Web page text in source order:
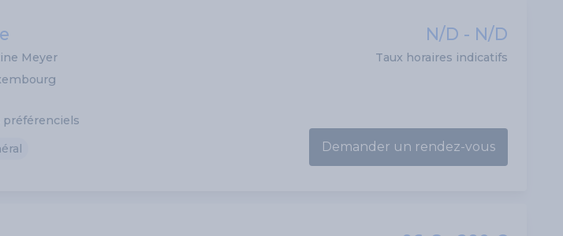
Meyer
N/D - N/D
Taux horaires indicatifs
préférenciels
Demander un rendez-vous